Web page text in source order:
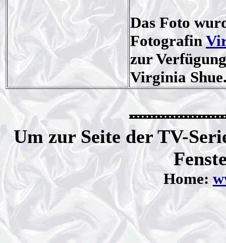
Das Foto
Fotografin
zur
Virginia
Um zur Seite der TV-
Home: